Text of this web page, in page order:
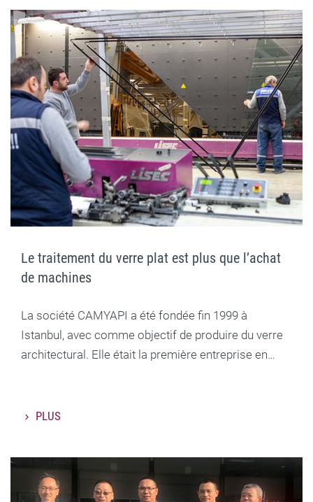
Le traitement du verre plat est plus que l’achat
de machines
La société CAMYAPI a été fondée fin 1999 à
Istanbul, avec comme objectif de produire du verre
architectural. Elle était la première entreprise en…
PLUS